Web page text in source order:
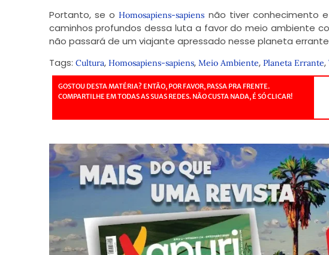
Portanto, se oHomosapiens-sapiens não tiver conhecimento
caminhos profundos dessa luta a favor do meio ambiente
não passará de um viajante apressado nesse planeta
Tags: Cultura, Homosapiens-sapiens, Meio Ambiente, Planeta Errante,
GOSTOU DESTA MATÉRIA? ENTÃO, POR FAVOR, PASSA PRA FRENTE.
COMPARTILHE EM TODAS AS SUAS REDES. NÃO CUSTA NADA, É SÓ CLICAR!